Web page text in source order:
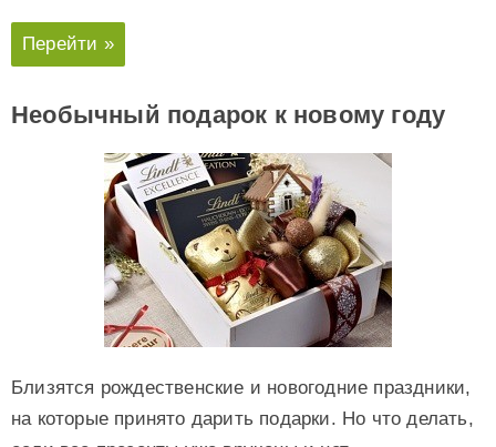
Перейти »
Необычный подарок к новому году
Близятся рождественские и новогодние праздники,
на которые принято дарить подарки. Но что делать,